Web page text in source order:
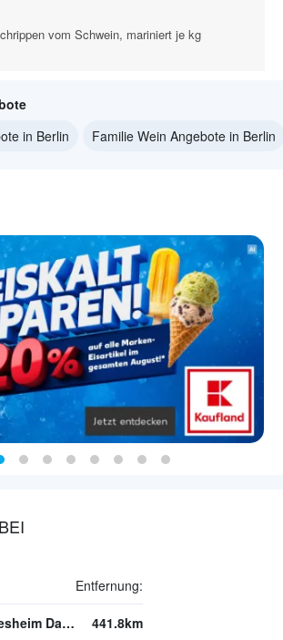
vom Schwein, mariniert je kg
in Berlin
Familie Wein Angebote in Berlin
Entfernung:
REWE Center Griesheim Darmstadt 441.8km